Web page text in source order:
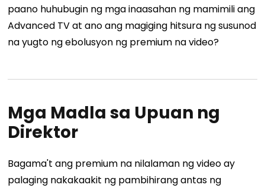
paano huhubugin ng mga inaasahan ng mamimili ang
Advanced TV at ano ang magiging hitsura ng susunod
na yugto ng ebolusyon ng premium na video?
Mga Madla sa Upuan ng
Direktor
Bagama't ang premium na nilalaman ng video ay
palaging nakakaakit ng pambihirang antas ng